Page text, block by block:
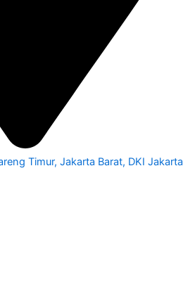
Timur, Jakarta Barat, DKI Jakarta